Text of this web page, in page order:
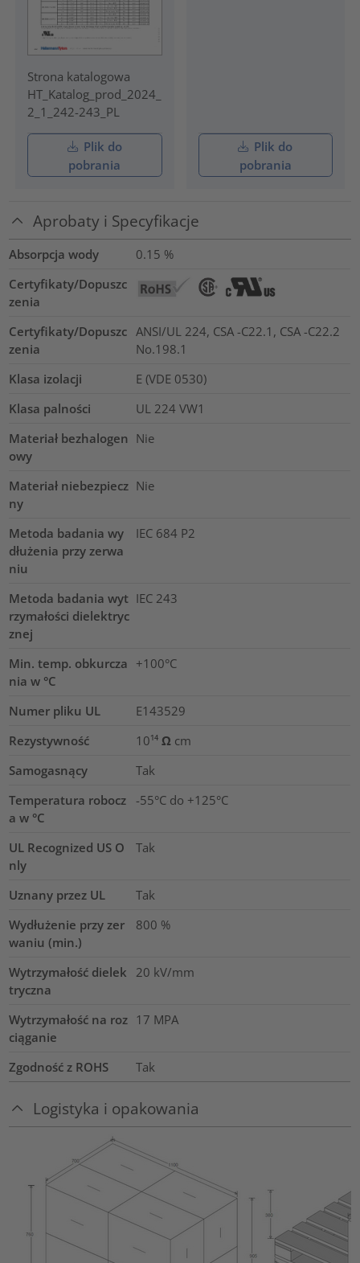
Strona katalogowa
HT_Katalog_prod_2024_
2_1_242-243_PL
Plik do
pobrania
Plik do
pobrania
Aprobaty i Specyfikacje
Absorpcja wody 0.15 %
Certyfikaty/Dopuszc
zenia
Certyfikaty/Dopuszc
zenia
ANSI/UL 224, CSA -C22.1, CSA -C22.2
No.198.1
Klasa izolacji
E (VDE 0530)
Klasa palności
UL 224 VW1
Materiał bezhalogen
owy
Nie
Materiał niebezpiecz
ny
Nie
Metoda badania wy
dłużenia przy zerwa
niu
IEC 684 P2
Metoda badania wyt
rzymałości dielektryc
znej
IEC 243
Min. temp. obkurcza
nia w °C
+100°C
Numer pliku UL
E143529
Rezystywność
10¹⁴ Ω cm
Samogasnący
Tak
Temperatura robocz
a w °C
-55°C do +125°C
UL Recognized US O
nly
Tak
Uznany przez UL
Tak
Wydłużenie przy zer
waniu (min.)
800 %
Wytrzymałość dielek
tryczna
20 kV/mm
Wytrzymałość na roz
ciąganie
17 MPA
Zgodność z ROHS Tak
Logistyka i opakowania